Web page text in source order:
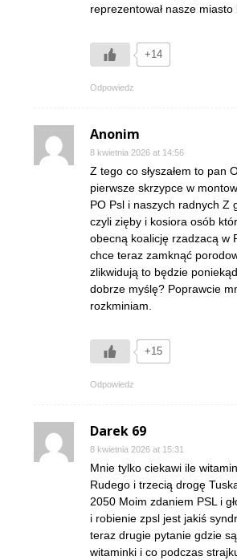
reprezentował nasze miasto
+14
Odpowiedz
Anonim
8 kwietnia 2026 at 14:56
Z tego co słyszałem to pan
pierwsze skrzypce w
PO Psl i naszych radnych Z
czyli zięby i kosiora osób
obecną koalicję rzadzacą w
chce teraz zamknąć
zlikwidują to będzie
dobrze myślę? Poprawcie
rozkminiam.
+15
Odpowiedz
Darek 69
8 kwietnia 2026 at 15:31
Mnie tylko ciekawi ile
Rudego i trzecią drogę
2050 Moim zdaniem PSL i
i robienie zpsl jest jakiś
teraz drugie pytanie gdzie
witaminki i co podczas